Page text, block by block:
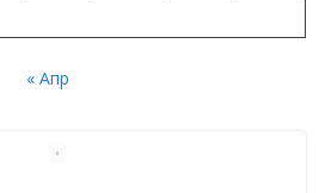
« Апр